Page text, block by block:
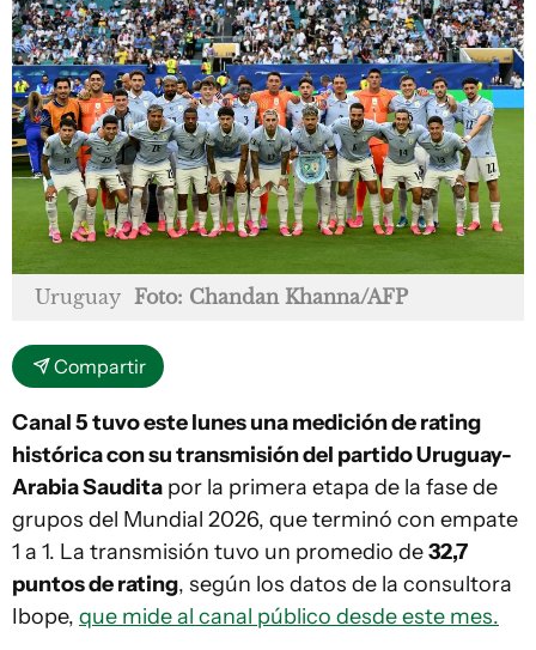
Uruguay Foto: Chandan Khanna/AFP
Compartir
Canal 5 tuvo este lunes una medición de rating
histórica con su transmisión del partido Uruguay-
Arabia Saudita por la primera etapa de la fase de
grupos del Mundial 2026, que terminó con empate
1 a 1. La transmisión tuvo un promedio de32,7
puntos de rating, según los datos de la consultora
Ibope, que mide al canal público desde este mes.